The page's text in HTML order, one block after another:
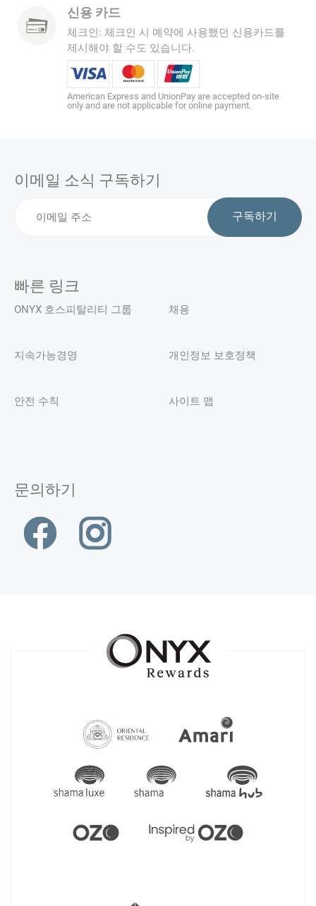
신용 카드
체크인: 체크인 시 예약에 사용했던 신용카드를
제시해야 할 수도 있습니다.
American Express and UnionPay are accepted on-site
only and are not applicable for online payment.
이메일 소식 구독하기
구독하기
빠른 링크
ONYX 호스피탈리티 그룹
지속가능경영
안전 수칙
채용
개인정보 보호정책
사이트 맵
문의하기